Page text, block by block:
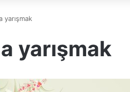
yarışmak
yarışmak